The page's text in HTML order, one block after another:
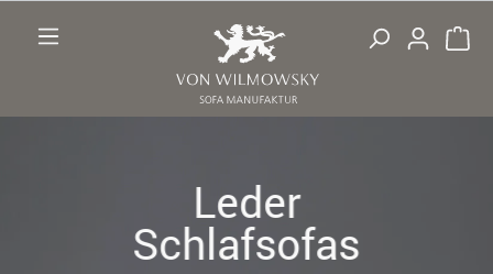
Leder
Schlafsofas